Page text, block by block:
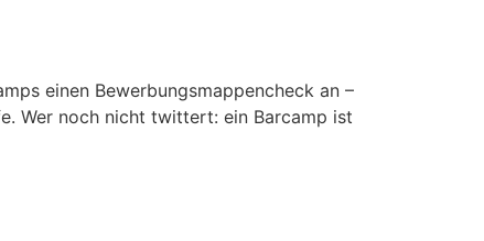
einen Bewerbungsmappencheck an –
Wer noch nicht twittert: ein Barcamp ist